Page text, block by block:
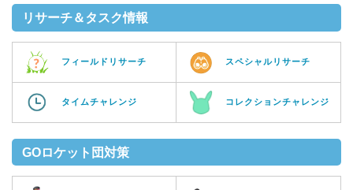
リサーチ＆タスク情報
フィールドリサーチ スペシャルリサーチ
タイムチャレンジ コレクションチャレンジ
GOロケット団対策